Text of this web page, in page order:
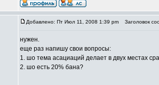
Добавлено: Пт Июл 11, 2008 1:39 pm Заголовок
нужен.
еще раз напишу свои вопросы:
1. шо тема асациаций делает в двух местах
2. шо есть 20% бана?